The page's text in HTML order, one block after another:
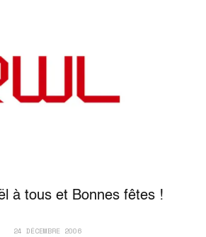
à tous et Bonnes fêtes !
24 DÉCEMBRE 2006